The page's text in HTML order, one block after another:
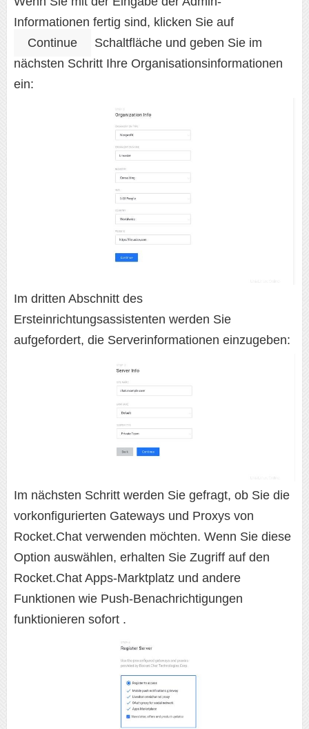
Informationen fertig sind, klicken Sie auf
Continue
Schaltfläche und geben Sie im
nächsten Schritt Ihre Organisationsinformationen
ein:
Im dritten Abschnitt des
Ersteinrichtungsassistenten werden Sie
aufgefordert, die Serverinformationen einzugeben:
Im nächsten Schritt werden Sie gefragt, ob Sie die
vorkonfigurierten Gateways und Proxys von
Rocket.Chat verwenden möchten. Wenn Sie diese
Option auswählen, erhalten Sie Zugriff auf den
Rocket.Chat Apps-Marktplatz und andere
Funktionen wie Push-Benachrichtigungen
funktionieren sofort .